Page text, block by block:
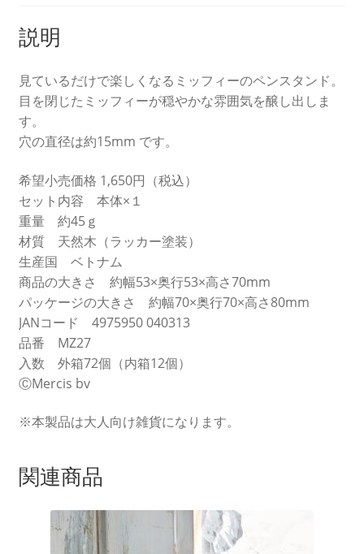
説明
見ているだけで楽しくなるミッフィーのペンスタンド。
目を閉じたミッフィーが穏やかな雰囲気を醸し出しま
す。
穴の直径は約15mm です。
希望小売価格 1,650円（税込）
セット内容 本体×１
重量 約45ｇ
材質 天然木（ラッカー塗装）
生産国 ベトナム
商品の大きさ 約幅53×奥行53×高さ70mm
パッケージの大きさ 約幅70×奥行70×高さ80mm
JANコード 4975950 040313
品番 MZ27
入数 外箱72個（内箱12個）
ⒸMercis bv
※本製品は大人向け雑貨になります。
関連商品